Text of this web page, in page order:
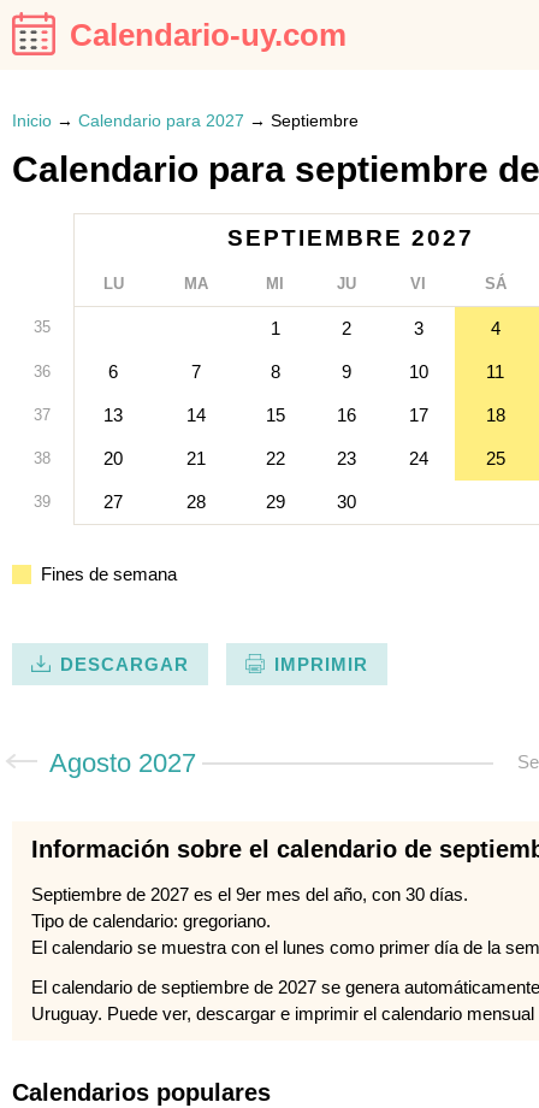
Calendario-uy.com
Inicio → Calendario para 2027 → Septiembre
Calendario para septiembre
SEPTIEMBRE 2027
LU MA MI JU VI SÁ
35 1 2 3 4
36 6 7 8 9 10 11
37 13 14 15 16 17 18
38 20 21 22 23 24 25
39 27 28 29 30
Fines de semana
DESCARGAR IMPRIMIR
Agosto 2027
Información sobre el calendario de
Septiembre de 2027 es el 9er mes del año, con 30 días.
Tipo de calendario: gregoriano.
El calendario se muestra con el lunes como primer día de la
El calendario de septiembre de 2027 se genera
Uruguay. Puede ver, descargar e imprimir el calendario
Calendarios populares